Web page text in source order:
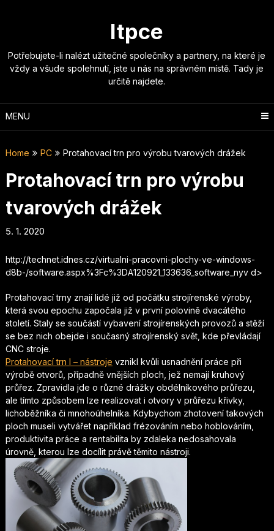
Itpce
Potřebujete-li nalézt užitečné společníky a partnery, na které je
vždy a všude spolehnutí, jste u nás na správném místě. Tady je
určitě najdete.
MENU
Home PC Protahovací trn pro výrobu tvarových drážek
Protahovací trn pro výrobu
tvarových drážek
5. 1. 2020
http://technet.idnes.cz/virtualni-pracovni-plochy-ve-windows-
d8b-/software.aspx%3Fc%3DA120921_133636_software_nyv d>
Protahovací trny znají lidé již od počátku strojírenské výroby,
která svou epochu započala již v první polovině dvacátého
století. Staly se součástí vybavení strojírenských provozů a stěží
se bez nich obejde i současný strojírenský svět, kde převládají
CNC stroje.
Protahovací trn I – nástroje vznikl kvůli usnadnění práce při
výrobě otvorů, případně vnějších ploch, jež nemají kruhový
průřez. Zpravidla jde o různé drážky obdélníkového průřezu,
ale tímto způsobem lze realizovat i otvory v průřezu křivky,
lichoběžníka či mnohoúhelníka. Kdybychom zhotovení takových
ploch museli vytvářet například frézováním nebo hoblováním,
produktivita práce a rentabilita by zdaleka nedosahovala
úrovně, kterou lze docílit právě těmito nástroji.